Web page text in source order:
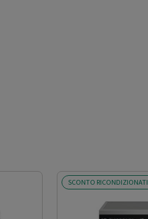
SCONTO RICONDIZIONATI